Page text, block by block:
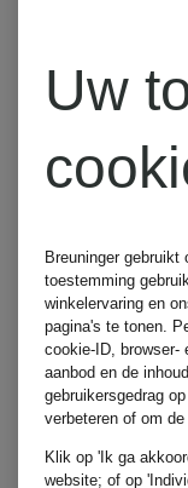
ELEH
MIRO
Uw
Breuninger
toestemming
winkelervaring en
pagina's te tonen.
cookie-ID, browser-
aanbod en de
gebruikersgedrag
verbeteren of om
Klik op 'Ik ga
website; of op